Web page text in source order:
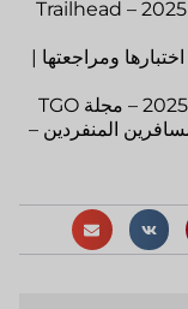
أفضل 8 خيام للتخييم لشخصين لعام 2025 – Trailhead
لشخصين لعام 2025، تم اختبارها ومراجعتها |
المنفردين –